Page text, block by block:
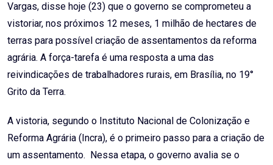
Vargas, disse hoje (23) que o governo se comprometeu a
vistoriar, nos próximos 12 meses, 1 milhão de hectares de
terras para possível criação de assentamentos da reforma
agrária. A força-tarefa é uma resposta a uma das
reivindicações de trabalhadores rurais, em Brasília, no 19°
Grito da Terra.
A vistoria, segundo o Instituto Nacional de Colonização e
Reforma Agrária (Incra), é o primeiro passo para a criação de
um assentamento. Nessa etapa, o governo avalia se o